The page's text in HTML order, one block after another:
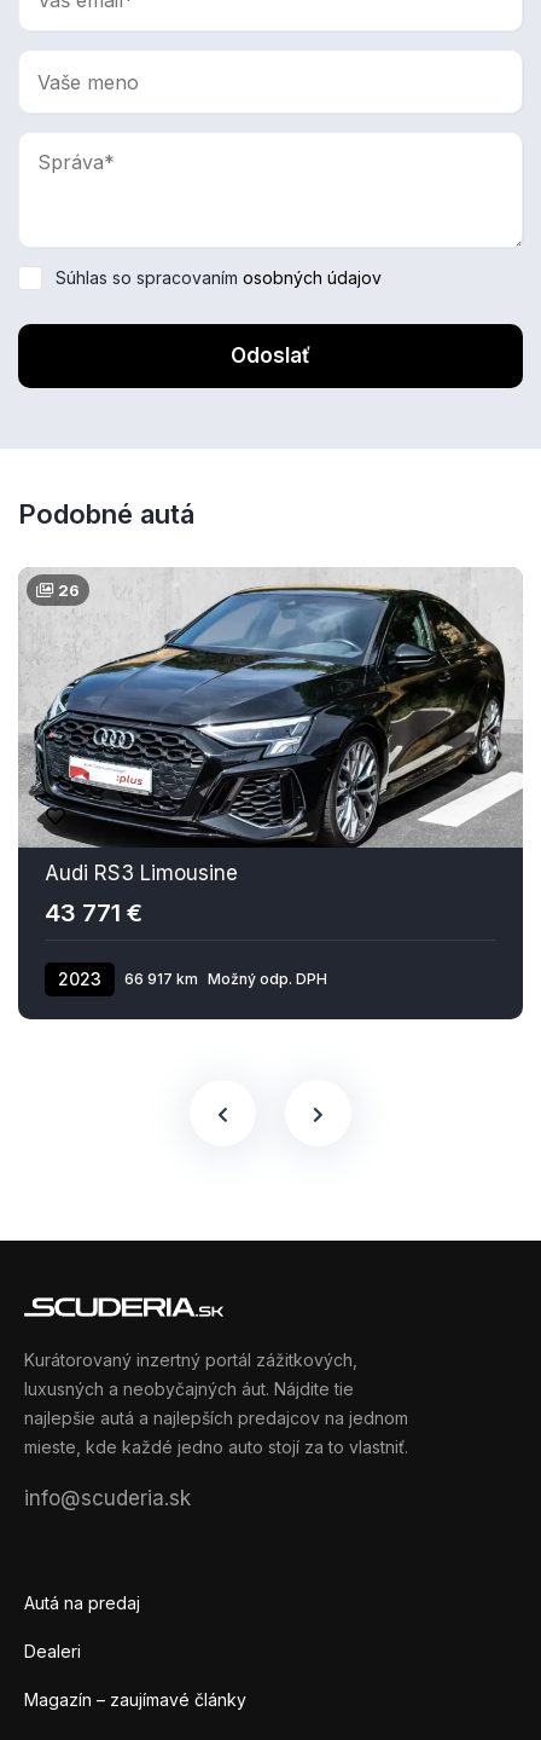
Súhlas so spracovaním osobných údajov
Odoslať
Podobné autá
26
Audi RS3 Limousine
43 771 €
2023 66 917 km Možný odp. DPH
Kurátorovaný inzertný portál zážitkových,
luxusných a neobyčajných áut. Nájdite tie
najlepšie autá a najlepších predajcov na jednom
mieste, kde každé jedno auto stojí za to vlastniť.
info@scuderia.sk
Autá na predaj
Dealeri
Magazín – zaujímavé články